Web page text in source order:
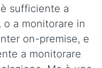
sufficiente a
a monitorare in
on-premise, e
a monitorare